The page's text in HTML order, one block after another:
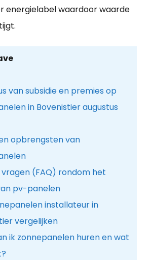
energielabel waardoor waarde
van subsidie en premies op
in Bovenistier augustus
opbrengsten van
(FAQ) rondom het
pv-panelen
installateur in
vergelijken
ik zonnepanelen huren en wat